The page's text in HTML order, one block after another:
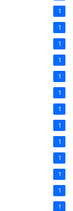
1
1
1
1
1
1
1
1
1
1
1
1
1